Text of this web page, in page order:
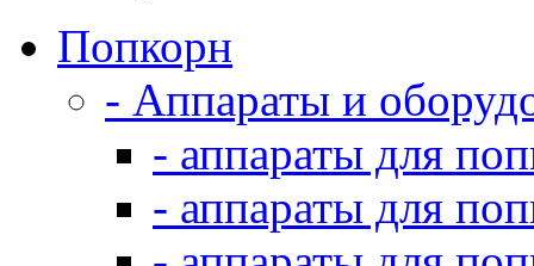
Попкорн
- Аппараты и
- аппараты для
- аппараты для